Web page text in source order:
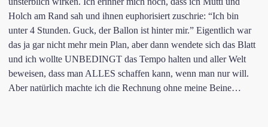
Holch am Rand sah und ihnen euphorisiert zuschrie: “Ich bin
unter 4 Stunden. Guck, der Ballon ist hinter mir.” Eigentlich war
das ja gar nicht mehr mein Plan, aber dann wendete sich das Blatt
und ich wollte UNBEDINGT das Tempo halten und aller Welt
beweisen, dass man ALLES schaffen kann, wenn man nur will.
Aber natürlich machte ich die Rechnung ohne meine Beine…